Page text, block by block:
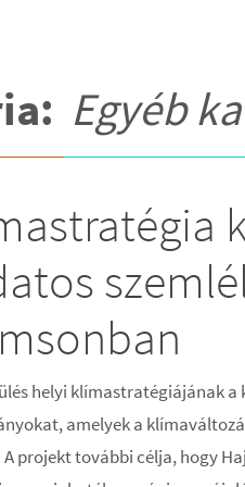
Egyéb
helyi klímastratégiájának
amelyek a
projekt további célja, hogy